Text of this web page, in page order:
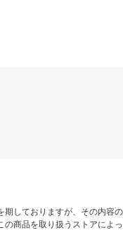
しておりますが、その内容
商品を取り扱うストアによ